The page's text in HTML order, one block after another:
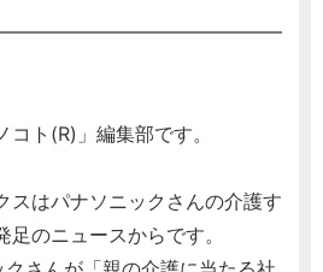
ト(R)」編集部です。
スはパナソニックさんの介護す
のニュースからです。